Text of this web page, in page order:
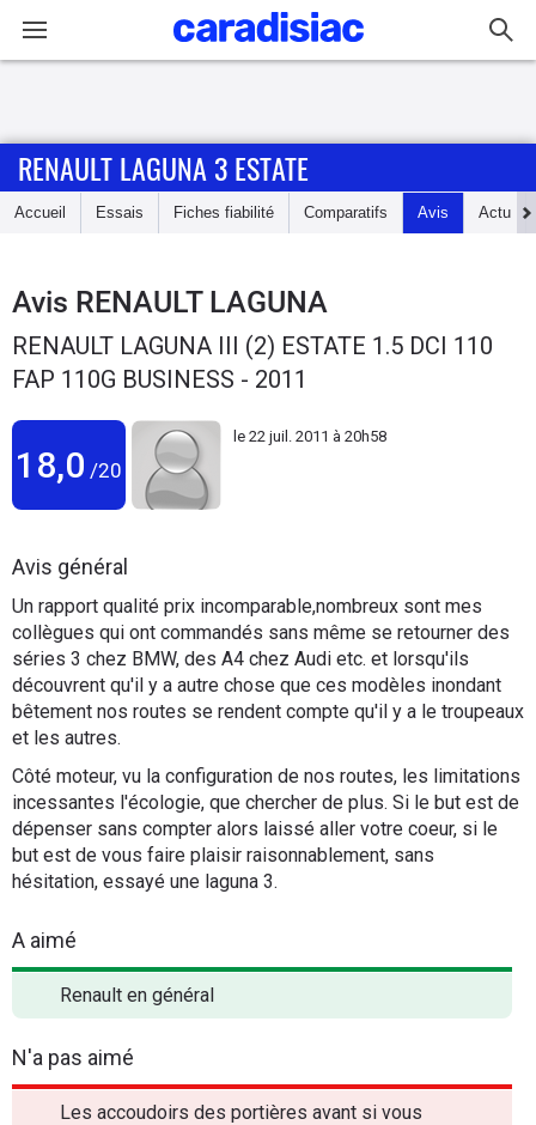
Accueil
Essais
Guide
d'achat
Utilitaires
Flottes
Services
Forum
Moto
Marques
RENAULT LAGUNA 3 ESTATE
Accueil Essais Fiches fiabilité Comparatifs Avis Actu
Avis RENAULT LAGUNA
RENAULT LAGUNA III (2) ESTATE 1.5 DCI 110
FAP 110G BUSINESS - 2011
18,0 /20
le 22 juil. 2011 à 20h58
Avis général
Un rapport qualité prix incomparable,nombreux sont mes
collègues qui ont commandés sans même se retourner des
séries 3 chez BMW, des A4 chez Audi etc. et lorsqu'ils
découvrent qu'il y a autre chose que ces modèles inondant
bêtement nos routes se rendent compte qu'il y a le troupeaux
et les autres.
Côté moteur, vu la configuration de nos routes, les limitations
incessantes l'écologie, que chercher de plus. Si le but est de
dépenser sans compter alors laissé aller votre coeur, si le
but est de vous faire plaisir raisonnablement, sans
hésitation, essayé une laguna 3.
A aimé
Renault en général
N'a pas aimé
Les accoudoirs des portières avant si vous